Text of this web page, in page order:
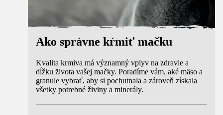
Ako správne kŕmiť mačku
Kvalita krmiva má významný vplyv na zdravie a
dĺžku života vašej mačky. Poradíme vám, aké mäso a
granule vybrať, aby si pochutnala a zároveň získala
všetky potrebné živiny a minerály.